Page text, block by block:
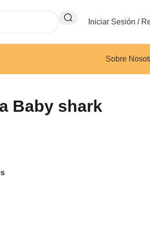
Iniciar Sesión /
Sobre
Baby shark